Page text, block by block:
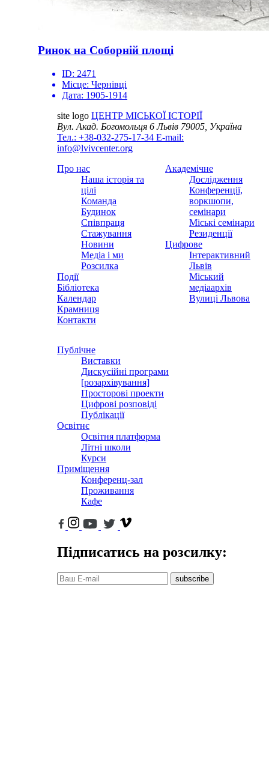
Ринок на Соборній площі
ID: 2471
Місце: Чернівці
Дата: 1905-1914
site logo ЦЕНТР МІСЬКОЇ ІСТОРІЇ
Вул. Акад. Богомольця 6Львів 79005, Україна
Тел.: +38-032-275-17-34 E-mail:
info@lvivcenter.org
Про нас
Наша історія та
цілі
Команда
Будинок
Співпраця
Стажування
Новини
Медіа і ми
Розсилка
Події
Бібліотека
Календар
Крамниця
Контакти
Академічне
Дослідження
Конференції,
воркшопи,
семінари
Міські семінари
Резиденції
Цифрове
Інтерактивний
Львів
Міський
медіаархів
Вулиці Львова
Публічне
Виставки
Дискусійні програми
[розархівування]
Просторові проекти
Цифрові розповіді
Публікації
Освітнє
Освітня платформа
Літні школи
Курси
Приміщення
Конференц-зал
Проживання
Кафе
Підписатись на розсилку:
subscribe